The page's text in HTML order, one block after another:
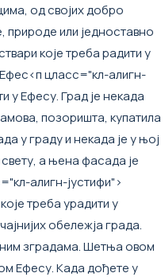
од својих добро
природе или једноставно
које треба радити у
<п цласс="кл-алигн-
у Ефесу. Град је некада
позоришта, купатила
у граду и некада је у њој
а њена фасада је
алигн-јустифи">
треба урадити у
обележја града.
зградама. Шетња овом
Ефесу. Када дођете у